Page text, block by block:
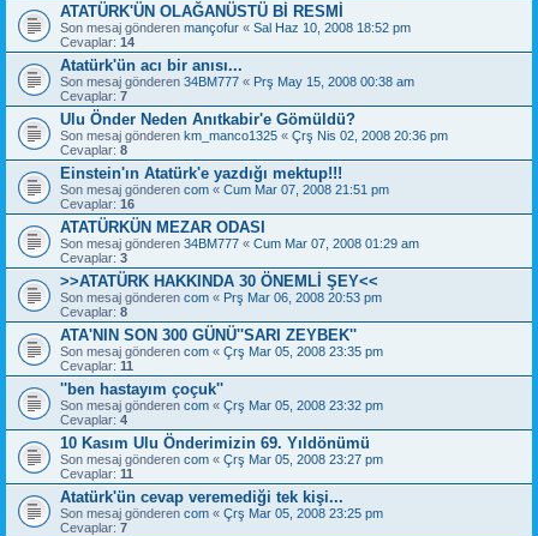
ATATÜRK'ÜN OLAĞANÜSTÜ Bİ RESMİ
Son mesaj gönderen mançofur « Sal Haz 10, 2008 18:52 pm
Cevaplar: 14
Atatürk'ün acı bir anısı...
Son mesaj gönderen 34BM777 « Prş May 15, 2008 00:38 am
Cevaplar: 7
Ulu Önder Neden Anıtkabir'e Gömüldü?
Son mesaj gönderen km_manco1325 « Çrş Nis 02, 2008 20:36 pm
Cevaplar: 8
Einstein'ın Atatürk'e yazdığı mektup!!!
Son mesaj gönderen com « Cum Mar 07, 2008 21:51 pm
Cevaplar: 16
ATATÜRKÜN MEZAR ODASI
Son mesaj gönderen 34BM777 « Cum Mar 07, 2008 01:29 am
Cevaplar: 3
>>ATATÜRK HAKKINDA 30 ÖNEMLİ ŞEY<<
Son mesaj gönderen com « Prş Mar 06, 2008 20:53 pm
Cevaplar: 8
ATA'NIN SON 300 GÜNÜ''SARI ZEYBEK''
Son mesaj gönderen com « Çrş Mar 05, 2008 23:35 pm
Cevaplar: 11
''ben hastayım çoçuk''
Son mesaj gönderen com « Çrş Mar 05, 2008 23:32 pm
Cevaplar: 4
10 Kasım Ulu Önderimizin 69. Yıldönümü
Son mesaj gönderen com « Çrş Mar 05, 2008 23:27 pm
Cevaplar: 11
Atatürk'ün cevap veremediği tek kişi...
Son mesaj gönderen com « Çrş Mar 05, 2008 23:25 pm
Cevaplar: 7